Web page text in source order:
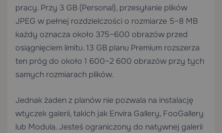
pracy. Przy 3 GB (Personal), przesyłanie plików
JPEG w pełnej rozdzielczości o rozmiarze 5–8 MB
każdy oznacza około 375–600 obrazów przed
osiągnięciem limitu. 13 GB planu Premium rozszerza
ten próg do około 1 600–2 600 obrazów przy tych
samych rozmiarach plików.
Jednak żaden z planów nie pozwala na instalację
wtyczek galerii, takich jak Envira Gallery, FooGallery
lub Modula. Jesteś ograniczony do natywnej galerii